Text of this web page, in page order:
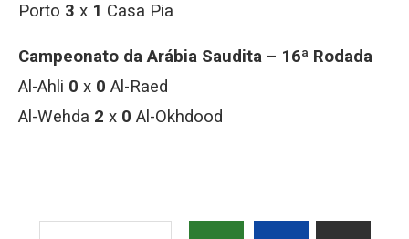
Porto 3 x 1 Casa Pia
Campeonato da Arábia Saudita – 16ª Rodada
Al-Ahli 0 x 0 Al-Raed
Al-Wehda 2 x 0 Al-Okhdood